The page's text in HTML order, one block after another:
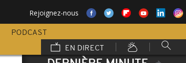
Rejoignez-nous
PODCAST
EN DIRECT